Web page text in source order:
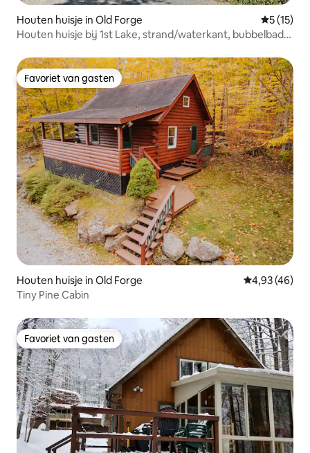
Houten huisje in Old Forge
5 (15)
Houten huisje bij 1st Lake, strand/waterkant, bubbelbad
Favoriet van gasten
Favoriet van gasten
Houten huisje in Old Forge Gemiddelde
4,93 (46)
Tiny Pine Cabin
Favoriet van gasten
Favoriet van gasten